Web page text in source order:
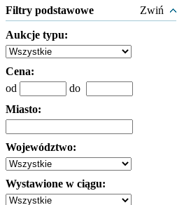
Filtry podstawowe Zwiń
Aukcje typu:
Cena:
od
do
Miasto:
Województwo:
Wystawione w ciągu: